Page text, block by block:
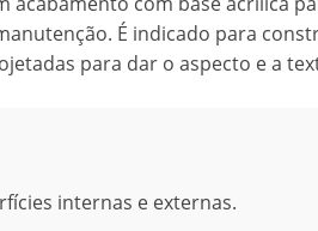
É indicado para
para dar o aspecto e a
internas e externas.